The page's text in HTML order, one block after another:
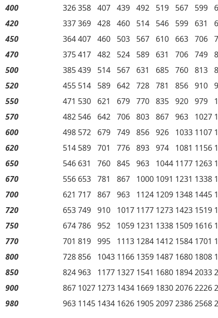
400
326358 407 439 492 519 567 599
420
337369 428 460 514 546 599 631
450
364407 460 503 567 610 663 706
470
375417 482 524 589 631 706 749
500
385439 514 567 631 685 760 813
520
455 514 589 642 728 781 856 910
550
471 530 621 679 770 835 920 979
570
482 546 642 706 803 867 963 1027
600
498 572 679 749 856 926 1033 1107
620
514 589 701 776 893 974 1081 1156
650
546 631 760 845 963 1044 1177 1263
670
556 653 781 867 1000 1091 1231 1338
700
621 717 867 963 1124 1209 1348 1445
720
653749 910 1017 1177 1273 1423 1519
750
674786 952 1059 1231 1338 1509 1616
770
701 819 995 1113 1284 1412 1584 1701
800
728856 1043 1166 1359 1487 1680 1808
850
824963 1177 1327 1541 1680 18942033
900
867 1027 1273 1434 1669 183020762226
980
963 1145 1434 1626 1905209723862568